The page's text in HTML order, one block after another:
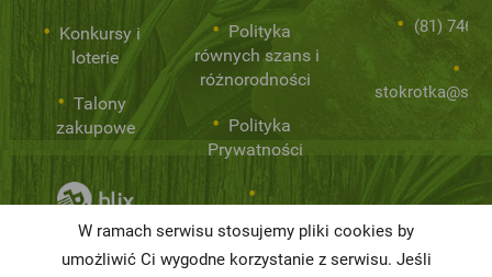
Konkursy i
loterie
Talony
zakupowe
Polityka
równych szans i
różnorodności
Polityka
Prywatności
żywności
(81) 746
W ramach serwisu stosujemy pliki cookies by
umożliwić Ci wygodne korzystanie z serwisu. Jeśli